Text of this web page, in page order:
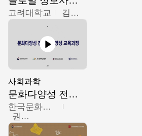
고려대학교 김희영
사회과학
문화다양성 전문인력 양성 기본과정 - 문화다양성의 이해
한국문화예술교육진흥원
권숙인 외 8명